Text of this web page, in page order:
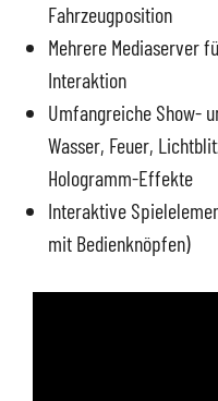
Fahrzeugposition
Mehrere Mediaserver
Interaktion
Umfangreiche Show-
Wasser, Feuer,
Hologramm-Effekte
Interaktive
mit Bedienknöpfen)